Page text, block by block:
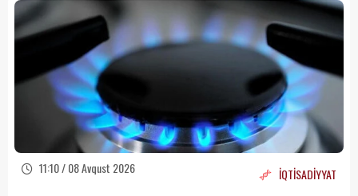
11:10 / 08 Avqust 2026 İQTİSADİYYAT